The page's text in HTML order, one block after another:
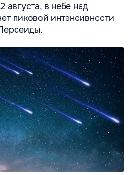
августа, в небе над
пиковой интенсивности